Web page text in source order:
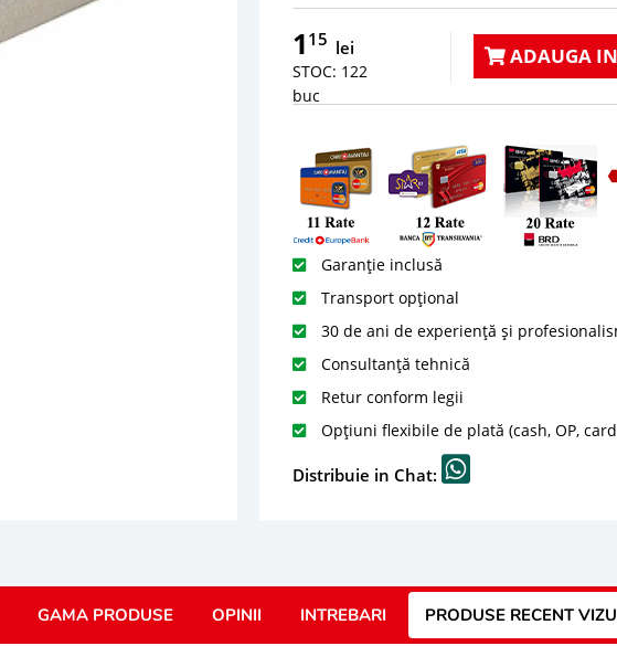
1 15 lei
STOC: 122
buc
ADAUGA
Garanție inclusă
Transport opțional
30 de ani de experiență și
Consultanță tehnică
Retur conform legii
Opțiuni flexibile de plată (cash, OP,
Distribuie in Chat:
GAMA PRODUSE OPINII INTREBARI PRODUSE RECENT